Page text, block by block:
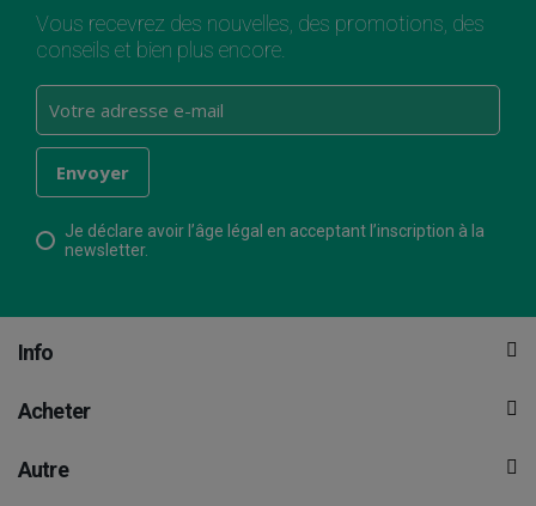
Vous recevrez des nouvelles, des promotions, des
conseils et bien plus encore.
Je déclare avoir l’âge légal en acceptant l’inscription à la
newsletter.
Info
Acheter
Autre